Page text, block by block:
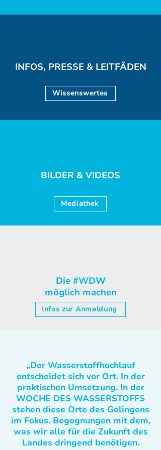
INFOS, PRESSE & LEITFÄDEN
Wissenswertes
BILDER & VIDEOS
Mediathek
Die #WDW
möglich machen
Infos zur Anmeldung
„Der Wasserstoffhochlauf
entscheidet sich vor Ort. In der
praktischen Umsetzung. In der
WOCHE DES WASSERSTOFFS
stehen diese Orte des Gelingens
im Fokus. Begegnungen mit dem,
was wir alle für die Zukunft des
Landes dringend benötigen.